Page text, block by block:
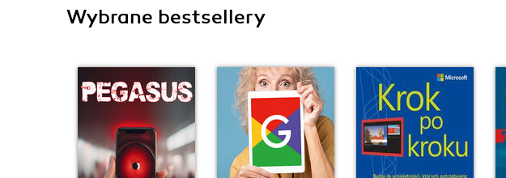
Wybrane bestsellery